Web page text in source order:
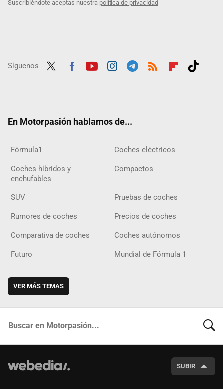
Suscribiéndote aceptas nuestra política de privacidad
Síguenos
En Motorpasión hablamos de...
Fórmula1 Coches eléctricos
Coches híbridos y
enchufables
Compactos
SUV Pruebas de coches
Rumores de coches Precios de coches
Comparativa de coches Coches autónomos
Futuro Mundial de Fórmula 1
VER MÁS TEMAS
SUBIR